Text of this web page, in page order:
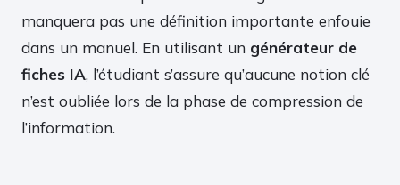
manquera pas une définition importante enfouie
dans un manuel. En utilisant un générateur de
fiches IA, l’étudiant s’assure qu’aucune notion clé
n’est oubliée lors de la phase de compression de
l’information.